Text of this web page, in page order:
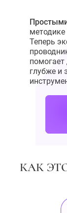
методике
Теперь
помогает
глубже и
КАК